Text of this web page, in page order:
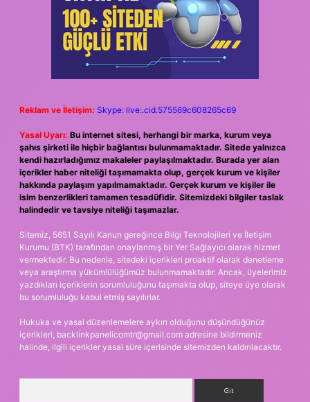
Reklam ve İletişim: Skype: live:.cid.575569c608265c69
Yasal Uyarı: Bu internet sitesi, herhangi bir marka, kurum veya
şahıs şirketi ile hiçbir bağlantısı bulunmamaktadır. Sitede yalnızca
kendi hazırladığımız makaleler paylaşılmaktadır. Burada yer alan
içerikler haber niteliği taşımamakta olup, gerçek kurum ve kişiler
hakkında paylaşım yapılmamaktadır. Gerçek kurum ve kişiler ile
isim benzerlikleri tamamen tesadüfidir. Sitemizdeki bilgiler taslak
halindedir ve tavsiye niteliği taşımazlar.
Sitemiz, 5651 Sayılı Kanun gereğince Bilgi Teknolojileri ve İletişim
Kurumu (BTK) tarafından onaylanmış bir Yer Sağlayıcı olarak hizmet
vermektedir. Bu nedenle, sitedeki içerikleri proaktif olarak denetleme
veya araştırma yükümlülüğümüz bulunmamaktadır. Ancak, üyelerimiz
yazdıkları içeriklerin sorumluluğunu taşımakta olup, siteye üye olarak
bu sorumluluğu kabul etmiş sayılırlar.
Hukuka ve yasal düzenlemelere aykırı olduğunu düşündüğünüz
içerikleri, backlinkpanelicomtr@gmail.com adresine bildirmeniz
halinde, ilgili içerikler yasal süre içerisinde sitemizden kaldırılacaktır.